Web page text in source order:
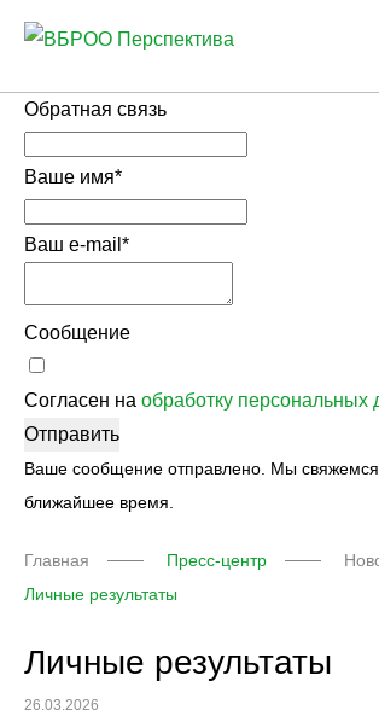
Обратная связь
Ваше имя*
Ваш e-mail *
Сообщение
Согласен на обработку персональных
Отправить
Ваше сообщение отправлено. Мы
ближайшее время.
Главная Пресс-центр
Личные результаты
Личные результаты
26.03.2026